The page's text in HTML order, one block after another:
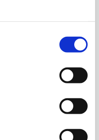
oraz harmonijnej,